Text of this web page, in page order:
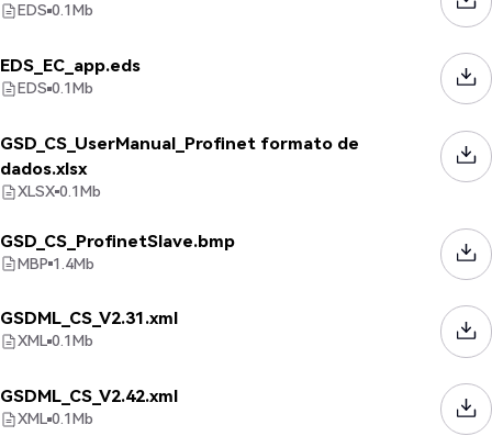
EDS 0.1Mb
EDS_EC_app.eds
EDS 0.1Mb
GSD_CS_UserManual_Profinet formato de
dados.xlsx
XLSX 0.1Mb
GSD_CS_ProfinetSlave.bmp
MBP 1.4Mb
GSDML_CS_V2.31.xml
XML 0.1Mb
GSDML_CS_V2.42.xml
XML 0.1Mb